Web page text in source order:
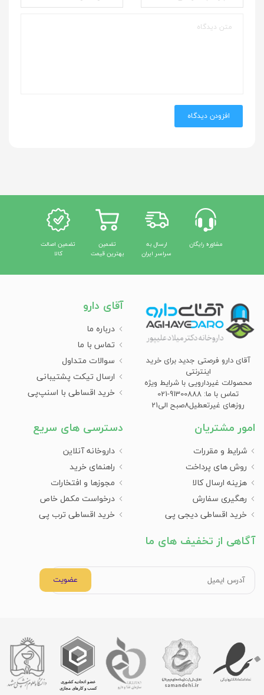
افزودن دیدگاه
مشاوره رایگان
ارسال به
سراسر ایران
تضمین
بهترین قیمت
تضمین اصالت
کالا
آقای دارو فرصتی جدید برای خرید
اینترنتی
محصولات غیردارویی با شرایط ویژه
تماس با ما: 91300888-021
روزهای غیرتعطیل8صبح الی21
آقای دارو
درباره ما
تماس با ما
سوالات متداول
ارسال تیکت پشتیبانی
خرید اقساطی با اسنپ‌پی
امور مشتریان
شرایط و مقررات
روش های پرداخت
هزینه ارسال کالا
رهگیری سفارش
خرید اقساطی دیجی پی
دسترسی های سریع
داروخانه آنلاین
راهنمای خرید
مجوزها و افتخارات
درخواست مکمل خاص
خرید اقساطی ترب پی
آگاهی از تخفیف های ما
عضویت